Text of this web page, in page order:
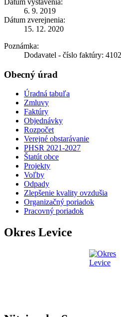
6. 9. 2019
Dátum zverejnenia:
15. 12. 2020
Poznámka:
Dodavatel - číslo faktúry:
Obecný úrad
Úradná tabuľa
Zmluvy
Faktúry
Objednávky
Rozpočet
Verejné obstarávanie
PHSR 2021-2027
Štatút obce
Projekty
Voľby
Odpady
Zlepšenie kvality ovzdušia
Organizačný poriadok
Pracovný poriadok
Okres Levice